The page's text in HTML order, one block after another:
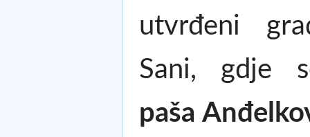
utvrđeni
Sani, gdje
paša